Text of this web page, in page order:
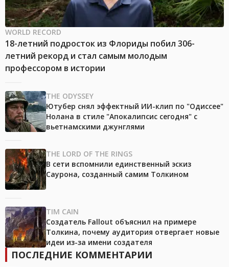
WORLD RECORD
18-летний подросток из Флориды побил 306-
летний рекорд и стал самым молодым
профессором в истории
THE ODYSSEY
Ютубер снял эффектный ИИ-клип по "Одиссее"
Нолана в стиле "Апокалипсис сегодня" с
вьетнамскими джунглями
THE LORD OF THE RINGS
В сети вспомнили единственный эскиз
Саурона, созданный самим Толкином
TIM CAIN
Создатель Fallout объяснил на примере
Толкина, почему аудитория отвергает новые
идеи из-за имени создателя
ПОСЛЕДНИЕ КОММЕНТАРИИ